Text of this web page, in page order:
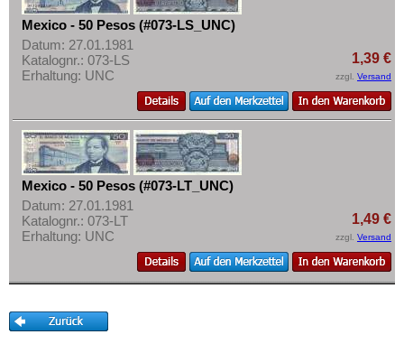
Mexico - 50 Pesos (#073-LS_UNC)
Datum: 27.01.1981
Katalognr.: 073-LS
Erhaltung: UNC
1,39 €
zzgl. Versand
Mexico - 50 Pesos (#073-LT_UNC)
Datum: 27.01.1981
Katalognr.: 073-LT
Erhaltung: UNC
1,49 €
zzgl. Versand